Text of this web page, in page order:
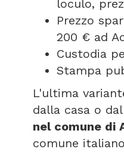
loculo,
Prezzo
200 € ad
Custodia
Stampa
L'ultima
dalla casa o
nel comune di
comune